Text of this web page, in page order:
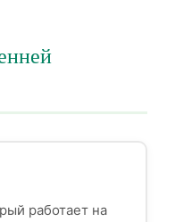
работает на